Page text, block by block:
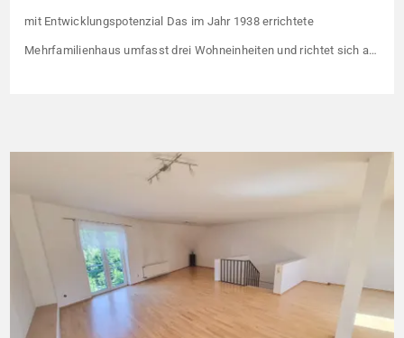
mit Entwicklungspotenzial Das im Jahr 1938 errichtete
Mehrfamilienhaus umfasst drei Wohneinheiten und richtet sich an
Damit liegt das Mietniveau deutlich unter dem ortsüblichen